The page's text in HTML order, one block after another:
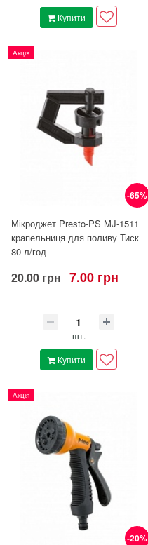
Купити
-65%
Акція
Мікроджет Presto-PS MJ-1511
крапельниця для поливу Тиск
80 л/год
20.00 грн 7.00 грн
шт.
Купити
-20%
Акція